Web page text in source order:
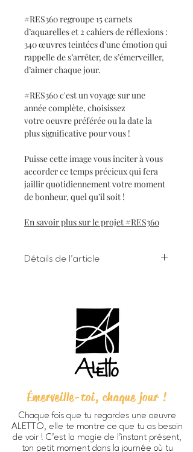
#RES360 regroupe 15 carnets
d’aquarelles et 2 cahiers de réflexions :
340 œuvres teintées d’une émotion qui
rappelle de s’arrêter, de s’émerveiller,
d’aimer chaque jour.
#RES360 c'est un voyage sur une
année complète, choisissez
votre oeuvre préférée ou la date la
plus significative pour vous !
Puisse cette image vous inciter à vous
accorder ce temps précieux qui fera
jaillir quotidiennement votre moment
de bonheur, quel qu’il soit !
En savoir plus sur le projet #RES360
Détails de l'article
Dimensions 8 X 10 pouces (203 X
254 cm) incluant bordure
Chaque oeuvre est signée à la main
Papier beaux-arts Verona 250
HD, fini mat lisse, sans acide, 100%
Prête à encadrer -cadre non
inclus
Emballage personnalisé ALETTO
parfait pour offrir en cadeau
Imprimée à Trois-Rivières
Émerveille-toi, chaque jour !
Chaque fois que tu regardes une oeuvre
ALETTO, elle te montre ce que tu as besoin
de voir ! C’est la magie de l’instant présent,
ton petit moment dans la journée où tu